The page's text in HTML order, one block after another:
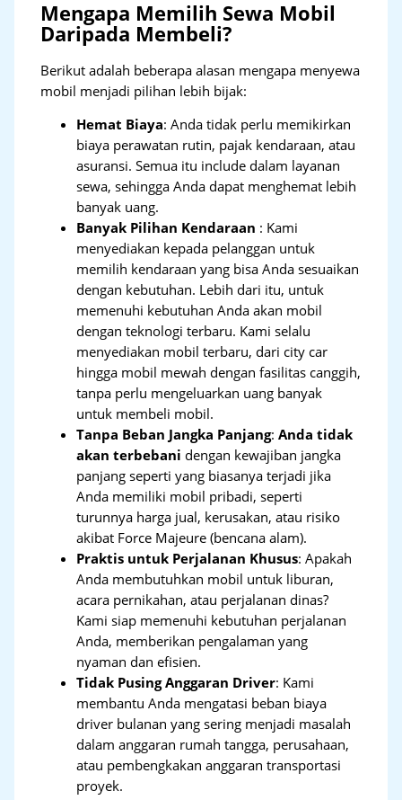
Mengapa Memilih Sewa Mobil
Daripada Membeli?
Berikut adalah beberapa alasan mengapa menyewa
mobil menjadi pilihan lebih bijak:
Hemat Biaya: Anda tidak perlu memikirkan
biaya perawatan rutin, pajak kendaraan, atau
asuransi. Semua itu include dalam layanan
sewa, sehingga Anda dapat menghemat lebih
banyak uang.
Banyak Pilihan Kendaraan : Kami
menyediakan kepada pelanggan untuk
memilih kendaraan yang bisa Anda sesuaikan
dengan kebutuhan. Lebih dari itu, untuk
memenuhi kebutuhan Anda akan mobil
dengan teknologi terbaru. Kami selalu
menyediakan mobil terbaru, dari city car
hingga mobil mewah dengan fasilitas canggih,
tanpa perlu mengeluarkan uang banyak
untuk membeli mobil.
Tanpa Beban Jangka Panjang:Anda tidak
akan terbebani dengan kewajiban jangka
panjang seperti yang biasanya terjadi jika
Anda memiliki mobil pribadi, seperti
turunnya harga jual, kerusakan, atau risiko
akibat Force Majeure (bencana alam).
Praktis untuk Perjalanan Khusus: Apakah
Anda membutuhkan mobil untuk liburan,
acara pernikahan, atau perjalanan dinas?
Kami siap memenuhi kebutuhan perjalanan
Anda, memberikan pengalaman yang
nyaman dan efisien.
Tidak Pusing Anggaran Driver: Kami
membantu Anda mengatasi beban biaya
driver bulanan yang sering menjadi masalah
dalam anggaran rumah tangga, perusahaan,
atau pembengkakan anggaran transportasi
proyek.